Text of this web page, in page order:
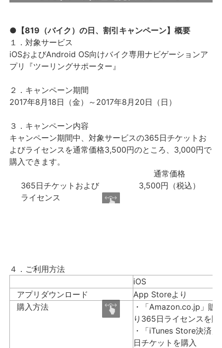
●【819（バイク）の日、割引キャンペーン】概要
１．対象サービス
iOSおよびAndroid OS向けバイク専用ナビゲーションア
プリ『ツーリングサポーター』
２．キャンペーン期間
2017年8月18日（金）～2017年8月20日（日）
３．キャンペーン内容
キャンペーン期間中、対象サービスの365日チケットお
よびライセンスを通常価格3,500円のところ、3,000円で
購入できます。
通常価格
365日チケットおよび
ライセンス
3,500円（税込）
４．ご利用方法
iOS
アプリダウンロード
App Storeより
購入方法
・「Amazon.co.jp」販
り365日ライセンスを購
・「iTunes Store決済
日チケットを購入